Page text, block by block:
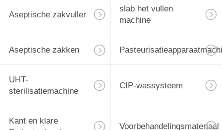
Aseptische zakvuller
slab het vullen
machine
Aseptische zakken
UHT-
sterilisatiemachine
CIP-wassysteem
Kant en klare
Voorbehandelingsmateriaal